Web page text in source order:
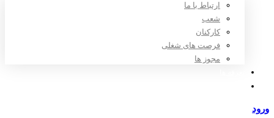
ارتباط با ما
شعب
کارکنان
فرصت های شغلی
مجوز ها
ورود